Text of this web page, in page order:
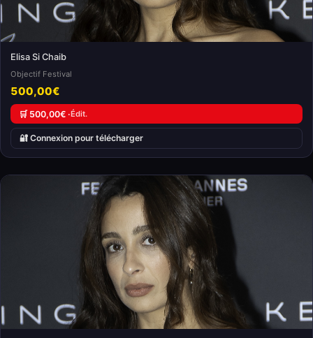
Elisa Si Chaib
Objectif Festival
500,00€
🛒 500,00€ ·Édit.
🔐 Connexion pour télécharger